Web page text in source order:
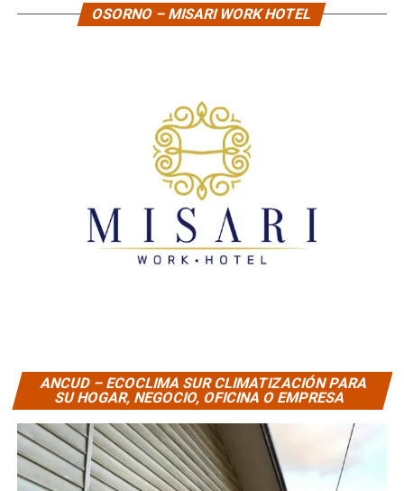
OSORNO – MISARI WORK HOTEL
ANCUD – ECOCLIMA SUR CLIMATIZACIÓN PARA
SU HOGAR, NEGOCIO, OFICINA O EMPRESA